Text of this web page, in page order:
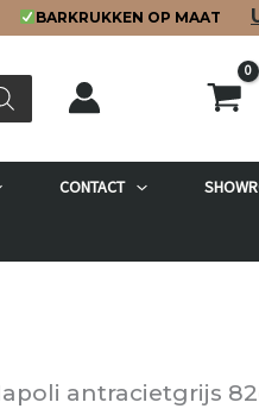
BARKRUKKEN OP MAAT
CONTACT
antracietgrijs